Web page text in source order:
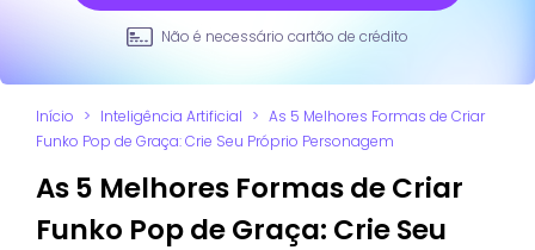
Não é necessário cartão de crédito
Início > Inteligência Artificial > As 5 Melhores Formas de Criar
Funko Pop de Graça: Crie Seu Próprio Personagem
As 5 Melhores Formas de Criar
Funko Pop de Graça: Crie Seu